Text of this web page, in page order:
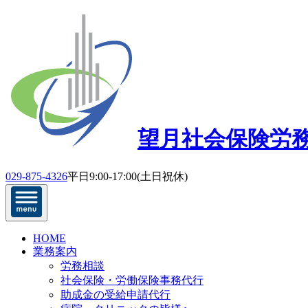
望月社会保険労
029-875-4326平日9:00-17:00(土日祝休)
HOME
業務案内
労務相談
社会保険・労働保険事務代行
助成金の受給申請代行